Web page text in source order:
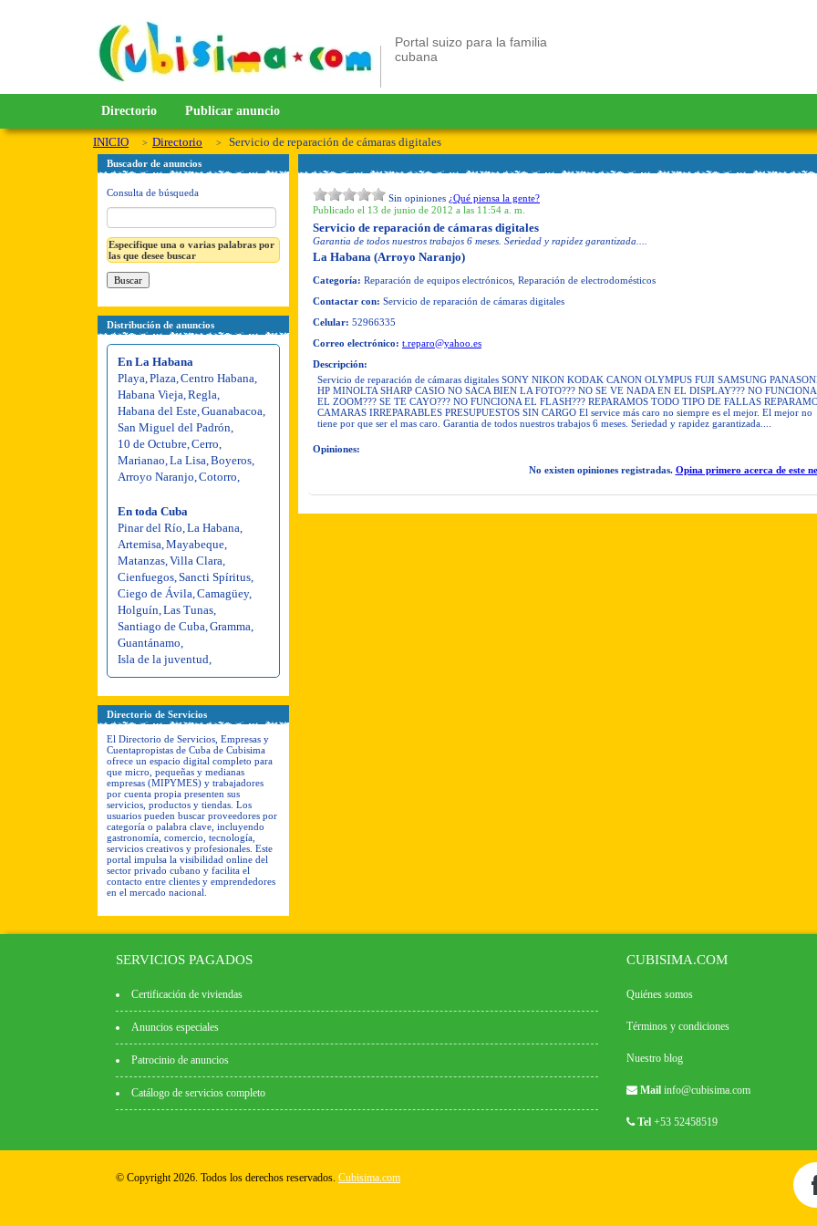
Portal suizo para la familia
cubana
Directorio Publicar anuncio
INICIO Directorio Servicio de reparación de cámaras digitales
Buscador de anuncios
Consulta de búsqueda
Especifique una o varias palabras por
las que desee buscar
Distribución de anuncios
En La Habana
Playa Plaza Centro Habana
Habana Vieja Regla
Habana del Este Guanabacoa
San Miguel del Padrón
10 de Octubre Cerro
Marianao La Lisa Boyeros
Arroyo Naranjo Cotorro
En toda Cuba
Pinar del Río La Habana
Artemisa Mayabeque
Matanzas Villa Clara
Cienfuegos Sancti Spíritus
Ciego de Ávila Camagüey,
Holguín Las Tunas
Santiago de Cuba Gramma
Guantánamo
Isla de la juventud
Directorio de Servicios
El Directorio de Servicios, Empresas y
Cuentapropistas de Cuba de Cubisima
ofrece un espacio digital completo para
que micro, pequeñas y medianas
empresas (MIPYMES) y trabajadores
por cuenta propia presenten sus
servicios, productos y tiendas. Los
usuarios pueden buscar proveedores por
categoría o palabra clave, incluyendo
gastronomía, comercio, tecnología,
servicios creativos y profesionales. Este
portal impulsa la visibilidad online del
sector privado cubano y facilita el
contacto entre clientes y emprendedores
en el mercado nacional.
Sin opiniones ¿Qué piensa la gente?
Publicado el 13 de junio de 2012 a las 11:54 a. m.
Servicio de reparación de cámaras digitales
Garantia de todos nuestros trabajos 6 meses. Seriedad y rapidez garantizada....
La Habana (Arroyo Naranjo)
Categoría: Reparación de equipos electrónicos, Reparación de electrodomésticos
Contactar con: Servicio de reparación de cámaras digitales
Celular: 52966335
Correo electrónico: t.reparo@yahoo.es
Descripción:
Servicio de reparación de cámaras digitales SONY NIKON KODAK CANON OLYMPUS FUJI SAMSUNG
HP MINOLTA SHARP CASIO NO SACA BIEN LA FOTO??? NO SE VE NADA EN EL DISPLAY??? NO FUNCIONA
EL ZOOM??? SE TE CAYO??? NO FUNCIONA EL FLASH??? REPARAMOS TODO TIPO DE FALLAS
CAMARAS IRREPARABLES PRESUPUESTOS SIN CARGO El service más caro no siempre es el mejor. El mejor no
tiene por que ser el mas caro. Garantia de todos nuestros trabajos 6 meses. Seriedad y rapidez garantizada....
Opiniones:
No existen opiniones registradas. Opina primero acerca de este
SERVICIOS PAGADOS
Certificación de viviendas
Anuncios especiales
Patrocinio de anuncios
Catálogo de servicios completo
CUBISIMA.COM
Quiénes somos
Términos y condiciones
Nuestro blog
Mail info@cubisima.com
Tel +53 52458519
© Copyright 2026. Todos los derechos reservados. Cubisima.com